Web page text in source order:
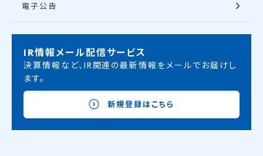
電子公告
IR情報メール配信サービス
決算情報など、IR関連の最新情報をメールでお届けし
ます。
新規登録はこちら